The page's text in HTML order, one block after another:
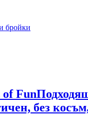
бройки
Fun
без